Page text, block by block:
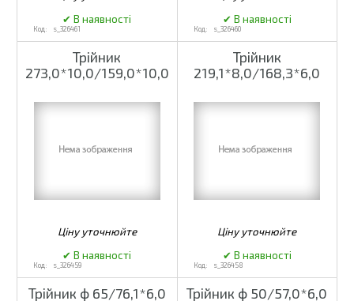
s_326461 s_326460
Трійник
273,0*10,0/159,0*10,0
s_326459
Трійник
219,1*8,0/168,3*6,0
s_326458
Трійник ф 65/76,1*6,0
Трійник ф 50/57,0*6,0